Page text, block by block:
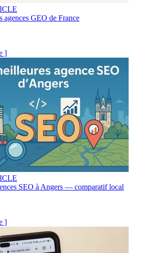
agences GEO de France
]
SEO à Angers — comparatif local
]